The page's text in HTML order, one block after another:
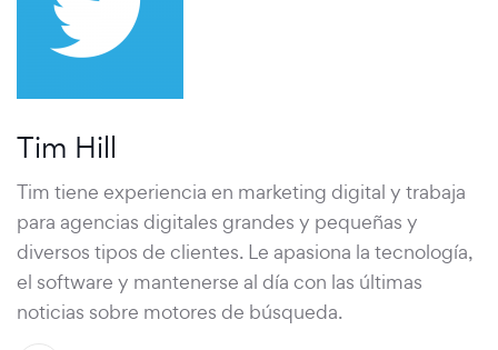
Tim Hill
Tim tiene experiencia en marketing digital y trabaja
para agencias digitales grandes y pequeñas y
diversos tipos de clientes. Le apasiona la tecnología,
el software y mantenerse al día con las últimas
noticias sobre motores de búsqueda.